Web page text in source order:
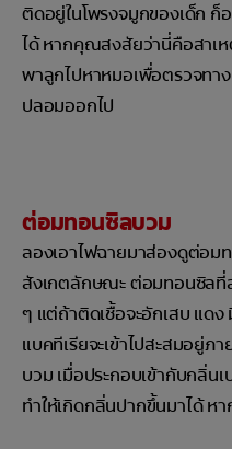
ติดอยู่ในโพรงจมูกของเด็ก ก็
ได้ หากคุณสงสัยว่านี่คือสาเ
พาลูกไปหาหมอเพื่อตรวจทา
ปลอมออกไป
ต่อมทอนซิลบวม
ลองเอาไฟฉายมาส่องดูต่อม
สังเกตลักษณะ ต่อมทอนซิลที่
ๆ แต่ถ้าติดเชื้อจะอักเสบ แดง
แบคทีเรียจะเข้าไปสะสมอยู่
บวม เมื่อประกอบเข้ากับกลิ่น
ทำให้เกิดกลิ่นปากขึ้นมาได้